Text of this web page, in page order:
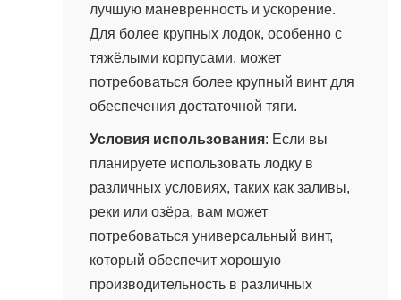
лучшую маневренность и ускорение.
Для более крупных лодок, особенно с
тяжёлыми корпусами, может
потребоваться более крупный винт для
обеспечения достаточной тяги.
Условия использования: Если вы
планируете использовать лодку в
различных условиях, таких как заливы,
реки или озёра, вам может
потребоваться универсальный винт,
который обеспечит хорошую
производительность в различных